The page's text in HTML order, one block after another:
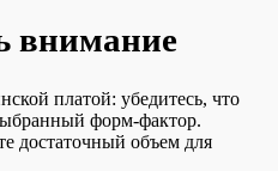
внимание
платой: убедитесь, что
форм-фактор.
достаточный объем для